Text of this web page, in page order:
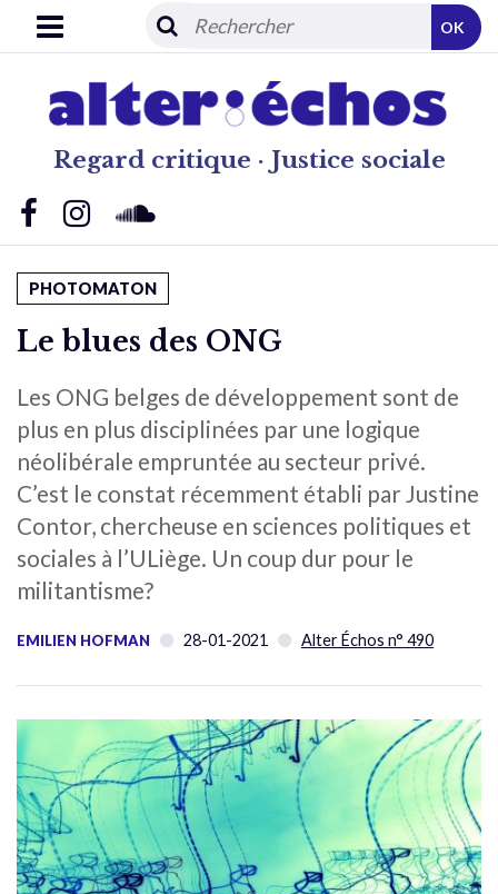
Regard critique · Justice sociale
OK
PHOTOMATON
Le blues des ONG
Les ONG belges de développement sont de
plus en plus disciplinées par une logique
néolibérale empruntée au secteur privé.
C’est le constat récemment établi par Justine
Contor, chercheuse en sciences politiques et
sociales à l’ULiège. Un coup dur pour le
militantisme?
EMILIEN HOFMAN 28-01-2021 Alter Échos n° 490